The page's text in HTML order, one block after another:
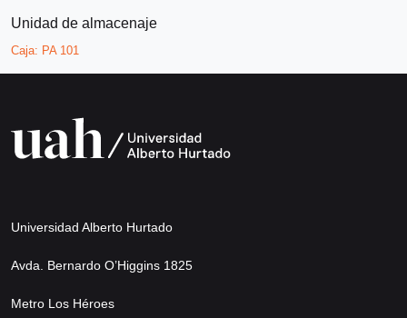
Unidad de almacenaje
Caja: PA 101
Universidad Alberto Hurtado
Avda. Bernardo O’Higgins 1825
Metro Los Héroes